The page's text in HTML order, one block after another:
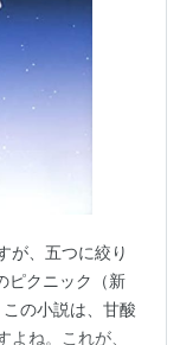
が、五つに絞り
ピクニック（新
の小説は、甘酸
ね。これが、